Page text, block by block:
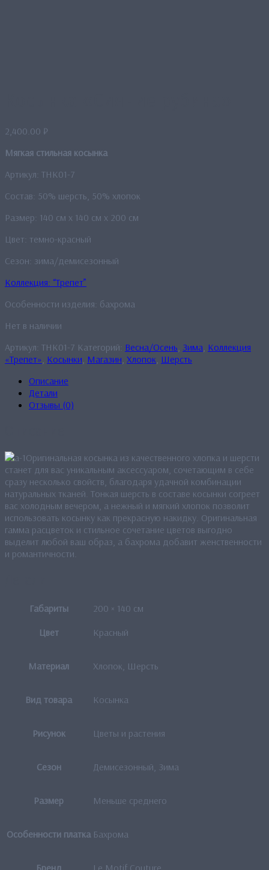
2,400.00 ₽
Мягкая стильная косынка
Артикул: THK01-7
Состав: 50% шерсть, 50% хлопок
Размер: 140 см x 140 см x 200 см
Цвет: темно-красный
Сезон: зима/демисезонный
Коллекция: “Трепет”
Особенности изделия: бахрома
Нет в наличии
Артикул: THK01-7 Категорий: Весна/Осень Зима Коллекция
«Трепет» Косынки Магазин Хлопок Шерсть
Описание
Детали
Отзывы (0)
Оригинальная косынка из качественного хлопка и шерсти
станет для вас уникальным аксессуаром, сочетающим в себе
сразу несколько свойств, благодаря удачной комбинации
натуральных тканей. Тонкая шерсть в составе косынки согреет
вас холодным вечером, а нежный и мягкий хлопок позволит
использовать косынку как прекрасную накидку. Оригинальная
гамма расцветок и стильное сочетание цветов выгодно
выделит любой ваш образ, а бахрома добавит женственности
и романтичности.
Габариты
200 × 140 см
Цвет
Красный
Материал Хлопок, Шерсть
Вид товара Косынка
Рисунок Цветы и растения
Сезон Демисезонный, Зима
Размер Меньше среднего
Особенности платка Бахрома
Бренд Le Motif Couture